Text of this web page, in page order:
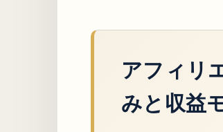
アフィリ
みと収益